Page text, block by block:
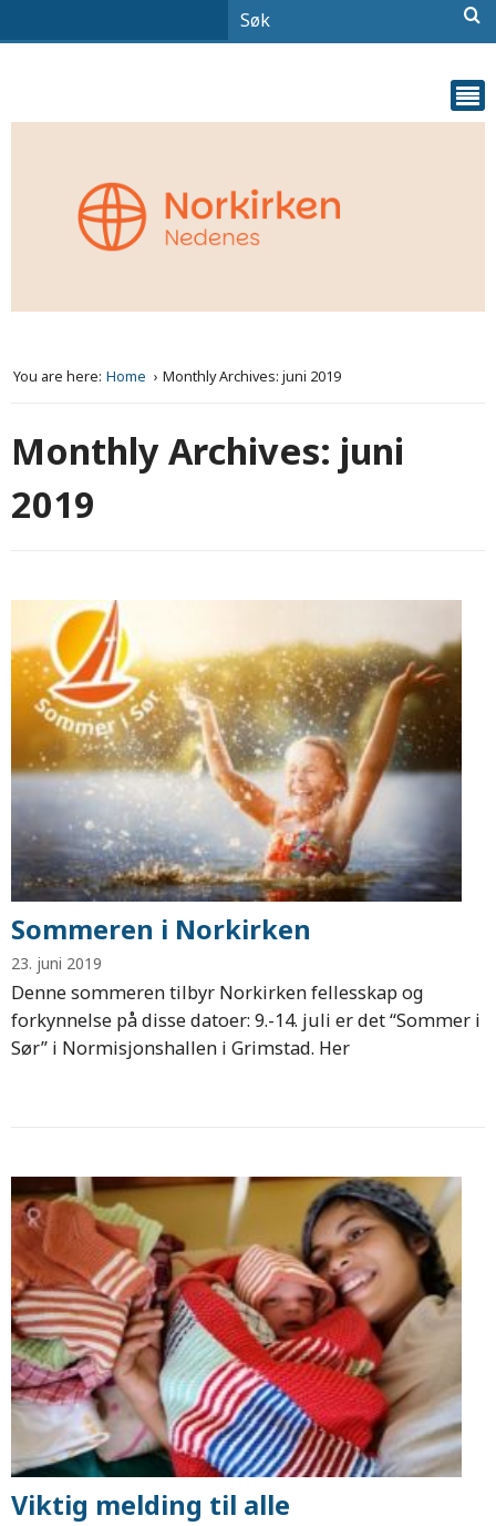
You are here: Home Monthly Archives: juni 2019
Monthly Archives: juni
2019
Sommeren i Norkirken
23. juni 2019
Denne sommeren tilbyr Norkirken fellesskap og
forkynnelse på disse datoer: 9.-14. juli er det “Sommer i
Sør” i Normisjonshallen i Grimstad. Her
Viktig melding til alle